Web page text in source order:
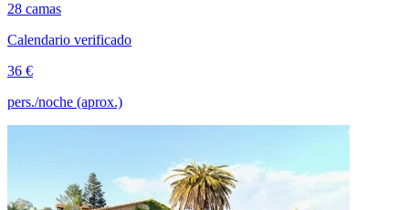
28 camas
Calendario verificado
36 €
pers./noche (aprox.)